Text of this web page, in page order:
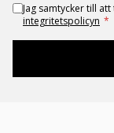
Jag samtycker till
integritetspolicyn *